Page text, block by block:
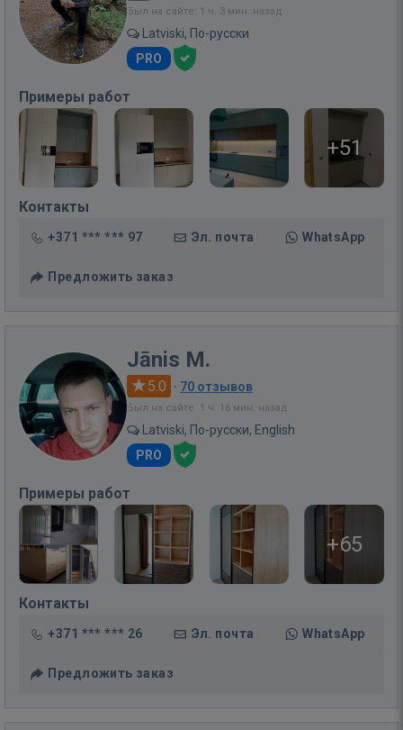
Был на сайте: 1 ч. 3 мин. назад
Latviski, По-русски
PRO
Примеры работ
+51
Контакты
+371 *** *** 97 Эл. почта WhatsApp
Предложить заказ
Jānis M.
5.0 · 70 отзывов
Был на сайте: 1 ч. 16 мин. назад
Latviski, По-русски, English
PRO
Примеры работ
+65
Контакты
+371 *** *** 26 Эл. почта WhatsApp
Предложить заказ